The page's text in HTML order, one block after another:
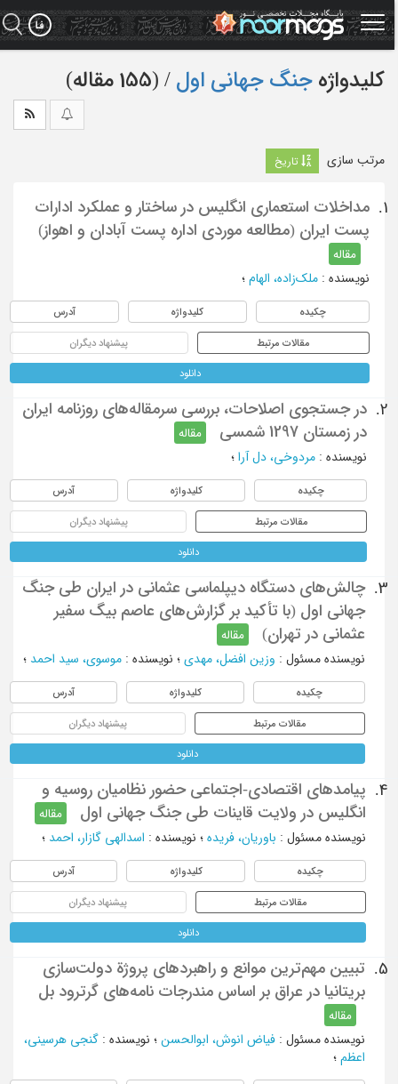
کلیدواژه جنگ جهانی اول ‏/ (155 مقاله)
مرتب سازی تاریخ
1.
مداخلات استعماری انگلیس در ساختار و عملکرد ادارات
پست ایران (مطالعه موردی اداره پست آبادان و اهواز)
مقاله
نویسنده: ملک‌زاده، الهام؛
چکیده کلیدواژه آدرس
مقالات مرتبط پیشنهاد دیگران
دانلود
2.
در جستجوی اصلاحات، بررسی سرمقاله‌های روزنامه ایران
در زمستان 1297 شمسی
مقاله
نویسنده: مردوخی، دل آرا ؛
چکیده کلیدواژه آدرس
مقالات مرتبط پیشنهاد دیگران
دانلود
3.
چالش‌های دستگاه دیپلماسی عثمانی در ایران طی جنگ
جهانی اول (با تأکید بر گزارش‌های عاصم بیگ سفیر
عثمانی در تهران)
مقاله
نویسنده مسئول : وزین افضل، مهدی؛ نویسنده: موسوی، سید احمد؛
چکیده کلیدواژه آدرس
مقالات مرتبط پیشنهاد دیگران
دانلود
4.
پیامدهای اقتصادی-اجتماعی حضور نظامیان روسیه و
انگلیس در ولایت قاینات طی جنگ جهانی اول
مقاله
نویسنده مسئول : باوریان، فریده؛ نویسنده: اسدالهی گازار، احمد؛
چکیده کلیدواژه آدرس
مقالات مرتبط پیشنهاد دیگران
دانلود
5.
تبیین مهم‌ترین موانع و راهبردهای پروژة دولت‌سازی
بریتانیا در عراق بر اساس مندرجات نامه‌های گرترود بل
مقاله
نویسنده مسئول : فیاض انوش، ابوالحسن؛ نویسنده: گنجی هرسینی،
اعظم؛